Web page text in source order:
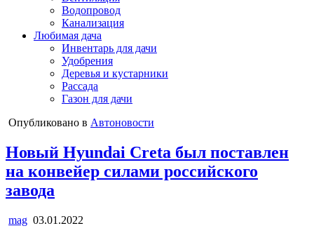
Водопровод
Канализация
Любимая дача
Инвентарь для дачи
Удобрения
Деревья и кустарники
Рассада
Газон для дачи
Опубликовано в Автоновости
Новый Hyundai Creta был поставлен
на конвейер силами российского
завода
mag 03.01.2022